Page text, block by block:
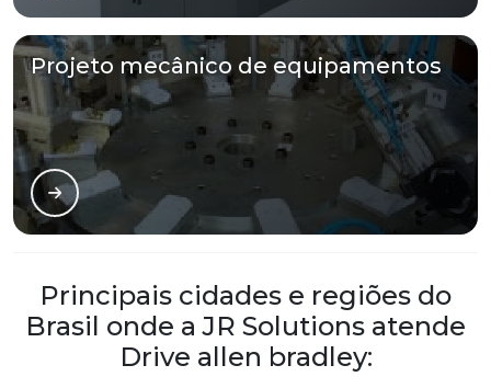
Projeto mecânico de equipamentos
Principais cidades e regiões do
Brasil onde a JR Solutions atende
Drive allen bradley: